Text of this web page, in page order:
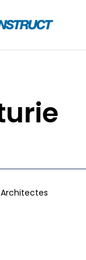
Architectes